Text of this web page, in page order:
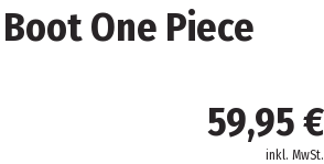
One Piece
59,95 €
inkl. MwSt.